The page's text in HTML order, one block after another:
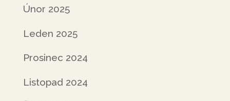
Únor 2025
Leden 2025
Prosinec 2024
Listopad 2024